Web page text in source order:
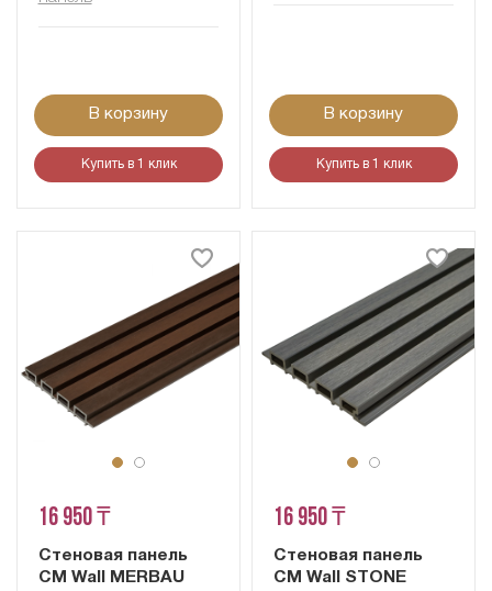
В корзину
Купить в 1 клик
В корзину
Купить в 1 клик
16 950 ₸
Стеновая панель
CM Wall MERBAU
16 950 ₸
Стеновая панель
CM Wall STONE